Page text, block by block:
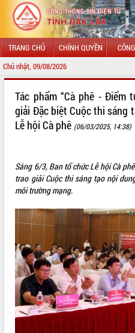
TRANG CHỦ CHÍNH QUYỀN
Chủ nhật, 09/08/2026
LÃNH ĐẠO UBND TỈNH
SỞ, BAN, NGÀNH
UBND CÁC XÃ, PHƯỜNG
THÔNG TIN CHỈ ĐẠO ĐIỀU HÀNH
HỆ THỐNG VĂN BẢN
VĂN BẢN HĐND TỈNH
ĐIỂM TIN VĂN BẢN
QUY HOẠCH - KẾ HOẠCH
Tác phẩm “Cà phê - Điểm
giải Đặc biệt Cuộc thi sáng
Lễ hội Cà phê (06/03/2025, 14:38)
Sáng 6/3, Ban tổ chức Lễ hội Cà
trao giải Cuộc thi sáng tạo nội
môi trường mạng.